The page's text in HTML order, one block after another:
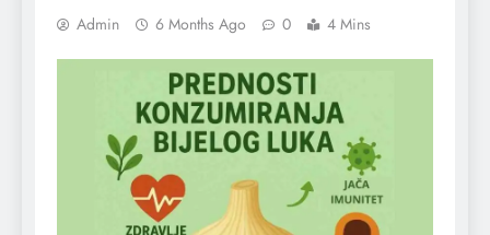
Admin 6 Months Ago 0 4 Mins